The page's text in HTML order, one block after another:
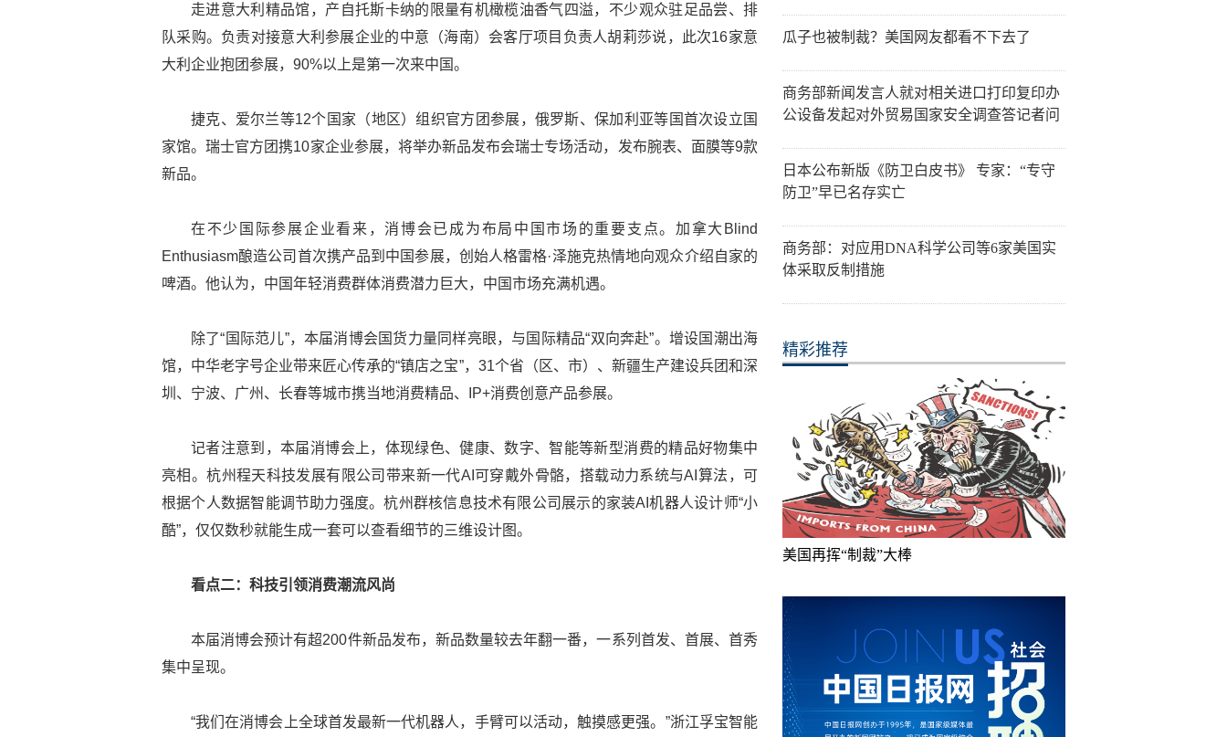
走进意大利精品馆，产自托斯卡纳的限量有机橄榄油香气四溢，不少观众驻足品尝、排
队采购。负责对接意大利参展企业的中意（海南）会客厅项目负责人胡莉莎说，此次16家意
大利企业抱团参展，90%以上是第一次来中国。
捷克、爱尔兰等12个国家（地区）组织官方团参展，俄罗斯、保加利亚等国首次设立国
家馆。瑞士官方团携10家企业参展，将举办新品发布会瑞士专场活动，发布腕表、面膜等9款
新品。
在不少国际参展企业看来，消博会已成为布局中国市场的重要支点。加拿大Blind
Enthusiasm酿造公司首次携产品到中国参展，创始人格雷格·泽施克热情地向观众介绍自家的
啤酒。他认为，中国年轻消费群体消费潜力巨大，中国市场充满机遇。
除了“国际范儿”，本届消博会国货力量同样亮眼，与国际精品“双向奔赴”。增设国潮出海
馆，中华老字号企业带来匠心传承的“镇店之宝”，31个省（区、市）、新疆生产建设兵团和深
圳、宁波、广州、长春等城市携当地消费精品、IP+消费创意产品参展。
记者注意到，本届消博会上，体现绿色、健康、数字、智能等新型消费的精品好物集中
亮相。杭州程天科技发展有限公司带来新一代AI可穿戴外骨骼，搭载动力系统与AI算法，可
根据个人数据智能调节助力强度。杭州群核信息技术有限公司展示的家装AI机器人设计师“小
酷”，仅仅数秒就能生成一套可以查看细节的三维设计图。
看点二：科技引领消费潮流风尚
本届消博会预计有超200件新品发布，新品数量较去年翻一番，一系列首发、首展、首秀
集中呈现。
“我们在消博会上全球首发最新一代机器人，手臂可以活动，触摸感更强。”浙江孚宝智能
瓜子也被制裁？美国网友都看不下去了
商务部新闻发言人就对相关进口打印复印办
公设备发起对外贸易国家安全调查答记者问
日本公布新版《防卫白皮书》 专家：“专守
防卫”早已名存实亡
商务部：对应用DNA科学公司等6家美国实
体采取反制措施
精彩推荐
美国再挥“制裁”大棒